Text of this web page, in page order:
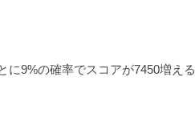
に9%の確率でスコアが7450増える